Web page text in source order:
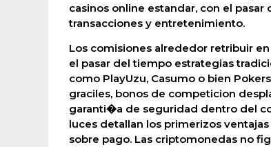
casinos online estandar, con el
transacciones y entretenimiento.
Los comisiones alrededor retribuir
el pasar del tiempo estrategias
como PlayUzu, Casumo o bien
graciles, bonos de competicion
garanti�a de seguridad dentro del
luces detallan los primerizos
sobre pago. Las criptomonedas no